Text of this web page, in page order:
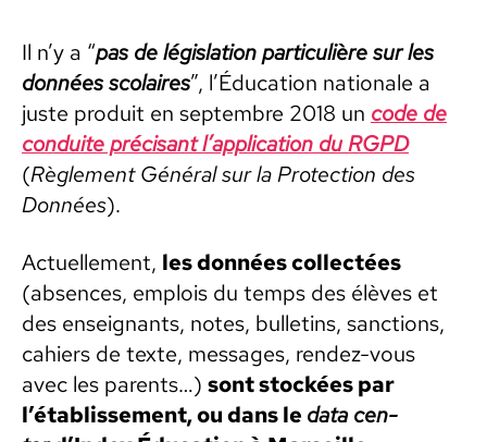
Il n’y a “pas de lég­is­la­tion par­ti­c­ulière sur les
don­nées sco­laires”, l’Éducation nationale a
juste pro­duit en sep­tem­bre 2018 un code de
con­duite pré­cisant l’application du RGPD
(Règle­ment Général sur la Pro­tec­tion des
Don­nées).
Actuelle­ment, les don­nées col­lec­tées
(absences, emplois du temps des élèves et
des enseignants, notes, bul­letins, sanc­tions,
cahiers de texte, mes­sages, ren­dez-vous
avec les par­ents…) sont stock­ées par
l’étab­lisse­ment, ou dans le data cen­